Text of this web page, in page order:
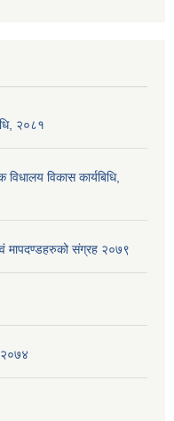
२०८१
विकास कार्यबिधि,
एवं मापदण्डहरुको संग्रह २०७९
२०७४